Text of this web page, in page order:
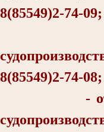
8(85549)2-74-09;
-
8(85549)2-74-08;
- отдел